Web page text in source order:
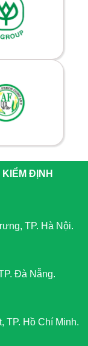
ĐỊNH
TP. Hà Nội.
Đà Nẵng.
TP. Hồ Chí Minh.